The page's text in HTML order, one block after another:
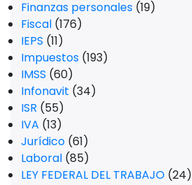
Finanzas personales (19)
Fiscal (176)
IEPS (11)
Impuestos (193)
IMSS (60)
Infonavit (34)
ISR (55)
IVA (13)
Jurídico (61)
Laboral (85)
LEY FEDERAL DEL TRABAJO (24)